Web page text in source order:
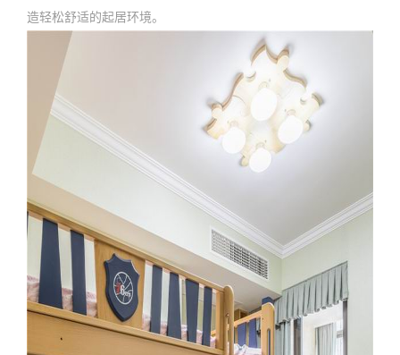
造轻松舒适的起居环境。